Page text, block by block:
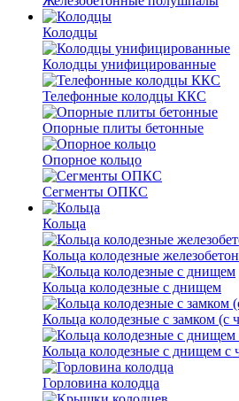
Колодцы
Колодцы унифицированные
Телефонные колодцы ККС
Опорные плиты бетонные
Опорное кольцо
Сегменты ОПКС
Кольца
Кольца колодезные
Кольца колодезные с днищем
Кольца колодезные с замком (с
Кольца колодезные с днищем с
Горловина колодца